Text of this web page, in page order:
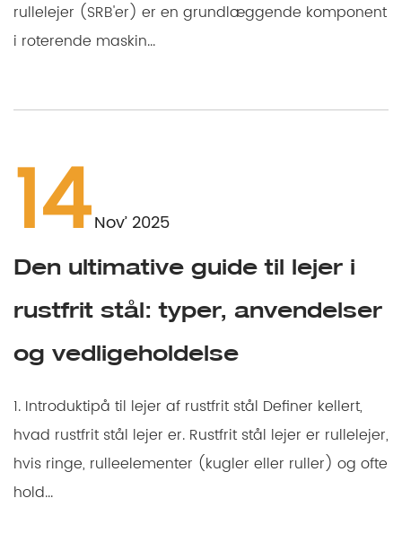
rullelejer (SRB'er) er en grundlæggende komponent
i roterende maskin...
14Nov’ 2025
Den ultimative guide til lejer i
rustfrit stål: typer, anvendelser
og vedligeholdelse
1. Introduktipå til lejer af rustfrit stål Definer kellert,
hvad rustfrit stål lejer er. Rustfrit stål lejer er rullelejer,
hvis ringe, rulleelementer (kugler eller ruller) og ofte
hold...